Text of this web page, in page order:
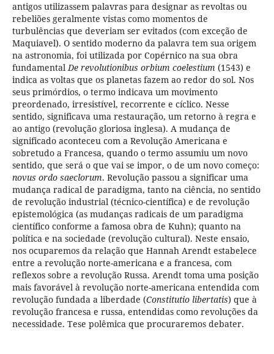
antigos utilizassem palavras para designar as revoltas ou
rebeliões geralmente vistas como momentos de
turbulências que deveriam ser evitados (com exceção de
Maquiavel). O sentido moderno da palavra tem sua origem
na astronomia, foi utilizada por Copérnico na sua obra
fundamentalDe revolutionibus orbium coelestium (1543) e
indica as voltas que os planetas fazem ao redor do sol. Nos
seus primórdios, o termo indicava um movimento
preordenado, irresistível, recorrente e cíclico. Nesse
sentido, significava uma restauração, um retorno à regra e
ao antigo (revolução gloriosa inglesa). A mudança de
significado aconteceu com a Revolução Americana e
sobretudo a Francesa, quando o termo assumiu um novo
sentido, que será o que vai se impor, o de um novo começo:
novus ordo saeclorum. Revolução passou a significar uma
mudança radical de paradigma, tanto na ciência, no sentido
de revolução industrial (técnico-científica) e de revolução
epistemológica (as mudanças radicais de um paradigma
científico conforme a famosa obra de Kuhn); quanto na
política e na sociedade (revolução cultural). Neste ensaio,
nos ocuparemos da relação que Hannah Arendt estabelece
entre a revolução norte-americana e a francesa, com
reflexos sobre a revolução Russa. Arendt toma uma posição
mais favorável à revolução norte-americana entendida com
revolução fundada a liberdade (Constitutio libertatis) que à
revolução francesa e russa, entendidas como revoluções da
necessidade. Tese polêmica que procuraremos debater.